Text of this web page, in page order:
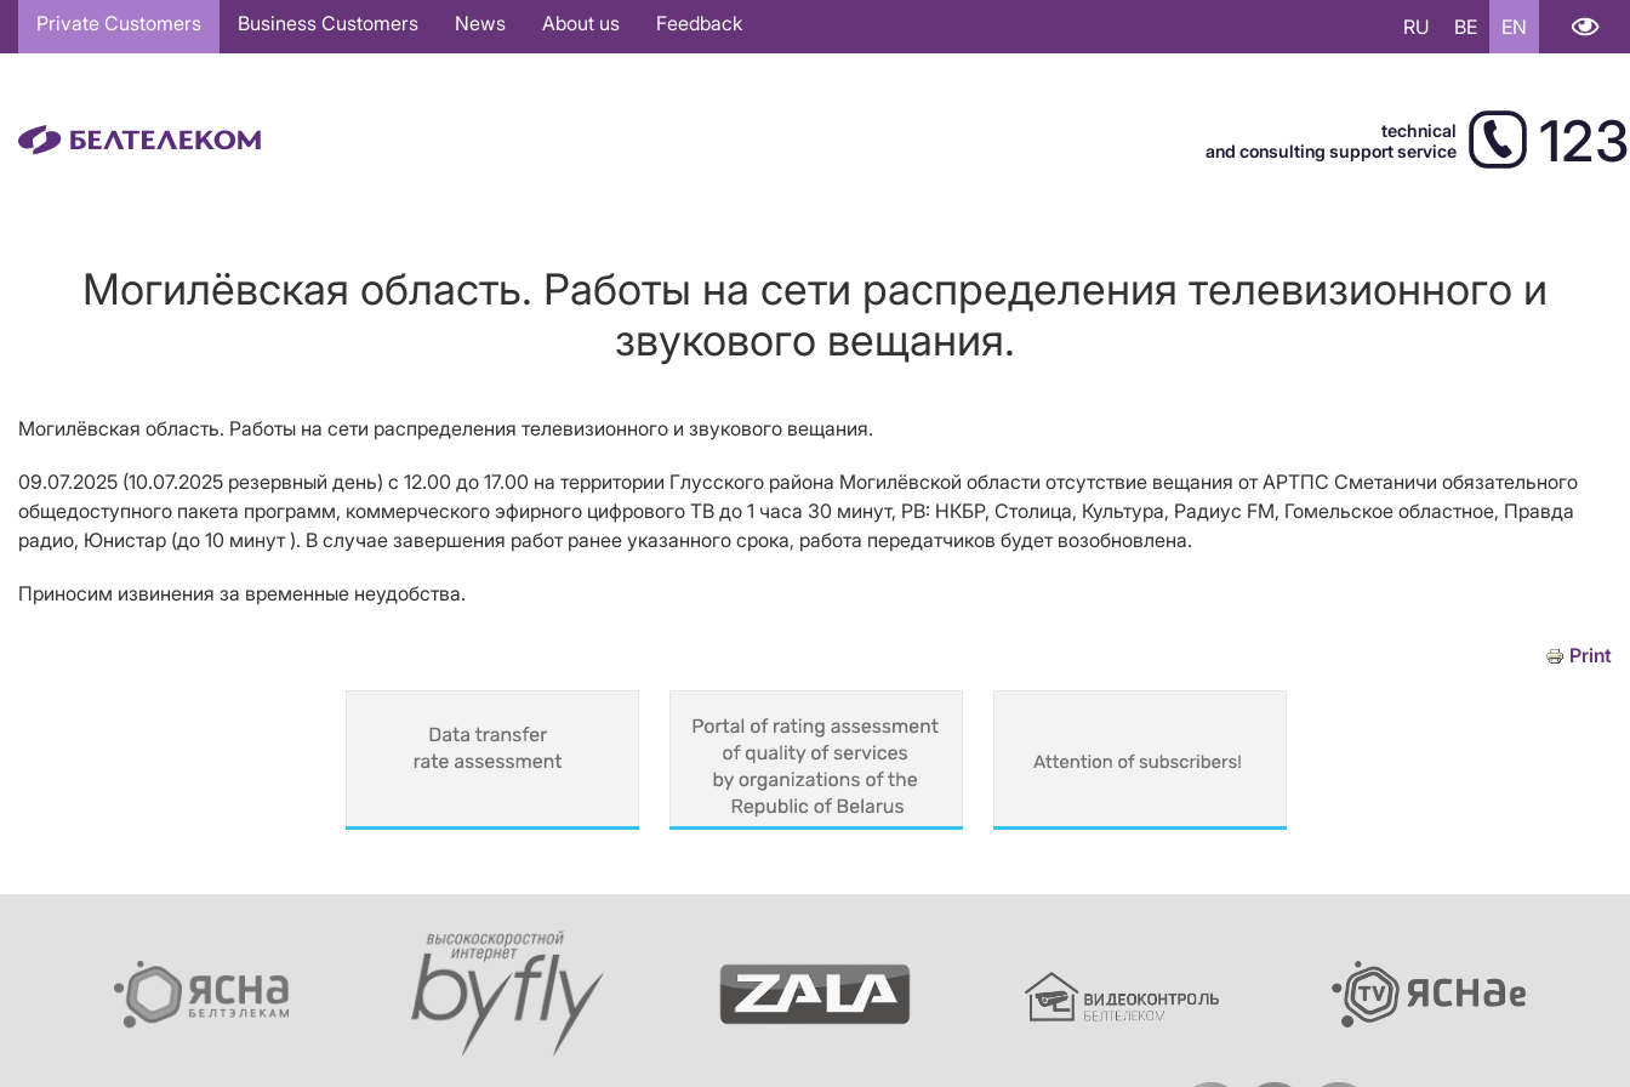
Основная
навигация
Private Customers Business Customers News About us Feedback RU BE EN
technical
and consulting support service
123
Могилёвская область. Работы на сети распределения телевизионного и
звукового вещания.
Могилёвская область. Работы на сети распределения телевизионного и звукового вещания.
09.07.2025 (10.07.2025 резервный день) с 12.00 до 17.00 на территории Глусского района Могилёвской области отсутствие вещания от АРТПС Сметаничи обязательного
общедоступного пакета программ, коммерческого эфирного цифрового ТВ до 1 часа 30 минут, РВ: НКБР, Столица, Культура, Радиус FM, Гомельское областное, Правда
радио, Юнистар (до 10 минут ). В случае завершения работ ранее указанного срока, работа передатчиков будет возобновлена.
Приносим извинения за временные неудобства.
Print